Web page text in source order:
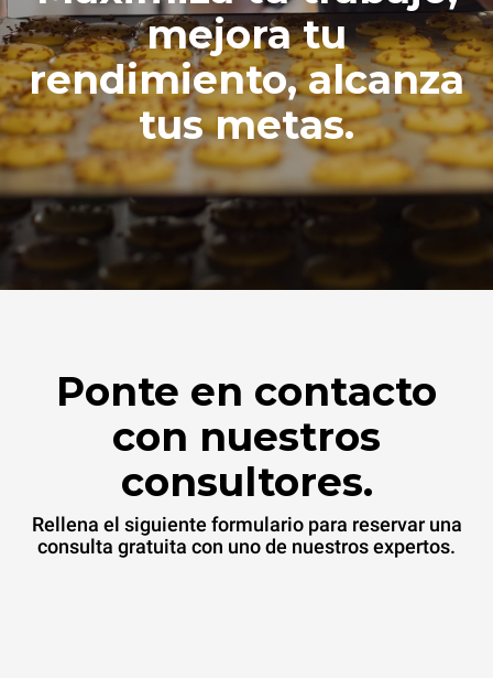
mejora tu
rendimiento, alcanza
tus metas.
Ponte en contacto
con nuestros
consultores.
Rellena el siguiente formulario para reservar una
consulta gratuita con uno de nuestros expertos.